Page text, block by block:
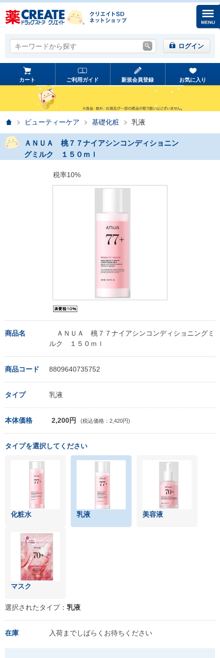
キーワードから探す
キーワードから探す ログイン
カート ご利用ガイド 新規会員登録 お気に入り
ホームビューティーケア 基礎化粧 乳液
ＡＮＵＡ 桃７７ナイアシンコンディショニン
グミルク １５０ｍｌ
税率10%
商品名
ＡＮＵＡ 桃７７ナイアシンコンディショニングミ
ルク １５０ｍｌ
商品コード 8809640735752
タイプ 乳液
本体価格 2,200円 (税込価格：2,420円)
タイプを選択してください
化粧水 乳液 美容液
マスク
選択されたタイプ： 乳液
在庫 入荷までしばらくお待ちください